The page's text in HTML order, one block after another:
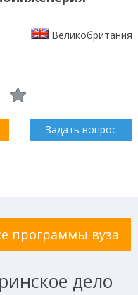
Великобритания
Задать вопрос
программы вуза
дело